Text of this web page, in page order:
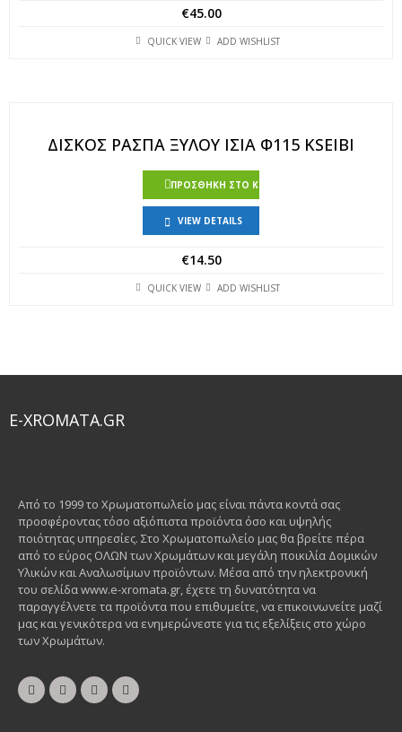
€45.00
QUICK VIEW ADD WISHLIST
ΔΙΣΚΟΣ ΡΑΣΠΑ ΞΥΛΟΥ ΙΣΙΑ Φ115 KSEIBI
ΠΡΟΣΘΉΚΗ ΣΤΟ ΚΑΛΆΘΙ
VIEW DETAILS
€14.50
QUICK VIEW ADD WISHLIST
E-XROMATA.GR
Από το 1999 το Χρωματοπωλείο μας είναι πάντα κοντά σας
προσφέροντας τόσο αξιόπιστα προϊόντα όσο και υψηλής
ποιότητας υπηρεσίες. Στο Χρωματοπωλείο μας θα βρείτε πέρα
από το εύρος ΟΛΩΝ των Χρωμάτων και μεγάλη ποικιλία Δομικών
Υλικών και Αναλωσίμων προϊόντων. Μέσα από την ηλεκτρονική
του σελίδα www.e-xromata.gr, έχετε τη δυνατότητα να
παραγγέλνετε τα προϊόντα που επιθυμείτε, να επικοινωνείτε μαζί
μας και γενικότερα να ενημερώνεστε για τις εξελίξεις στο χώρο
των Χρωμάτων.